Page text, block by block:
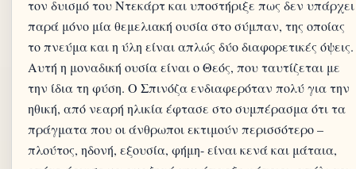
τον δυισμό του Ντεκάρτ και υποστήριξε πως δεν υπάρχει
παρά μόνο μία θεμελιακή ουσία στο σύμπαν, της οποίας
το πνεύμα και η ύλη είναι απλώς δύο διαφορετικές όψεις.
Αυτή η μοναδική ουσία είναι ο Θεός, που ταυτίζεται με
την ίδια τη φύση. Ο Σπινόζα ενδιαφερόταν πολύ για την
ηθική, από νεαρή ηλικία έφτασε στο συμπέρασμα ότι τα
πράγματα που οι άνθρωποι εκτιμούν περισσότερο –
πλούτος, ηδονή, εξουσία, φήμη- είναι κενά και μάταια,